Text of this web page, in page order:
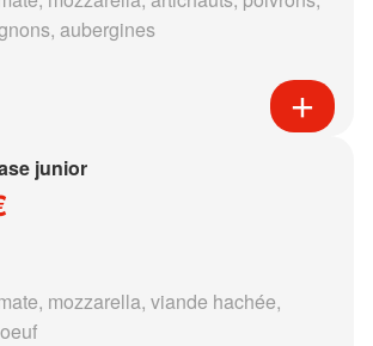
aubergines
junior
mozzarella, viande hachée,